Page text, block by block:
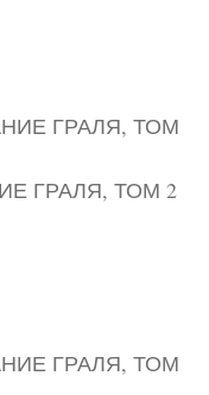
ГРАЛЯ, ТОМ 2